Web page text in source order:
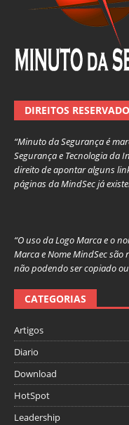
DIREITOS
“Minuto da Segurança é
Segurança e Tecnologia da
direito de apontar alguns
páginas da MindSec já
“O uso da Logo Marca e o
Marca e Nome MindSec são
não podendo ser copiado
CATEGORIAS
Artigos
Diario
Download
HotSpot
Leadership